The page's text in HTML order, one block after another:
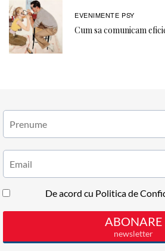
EVENIMENTE PSY
Cum sa comunicam